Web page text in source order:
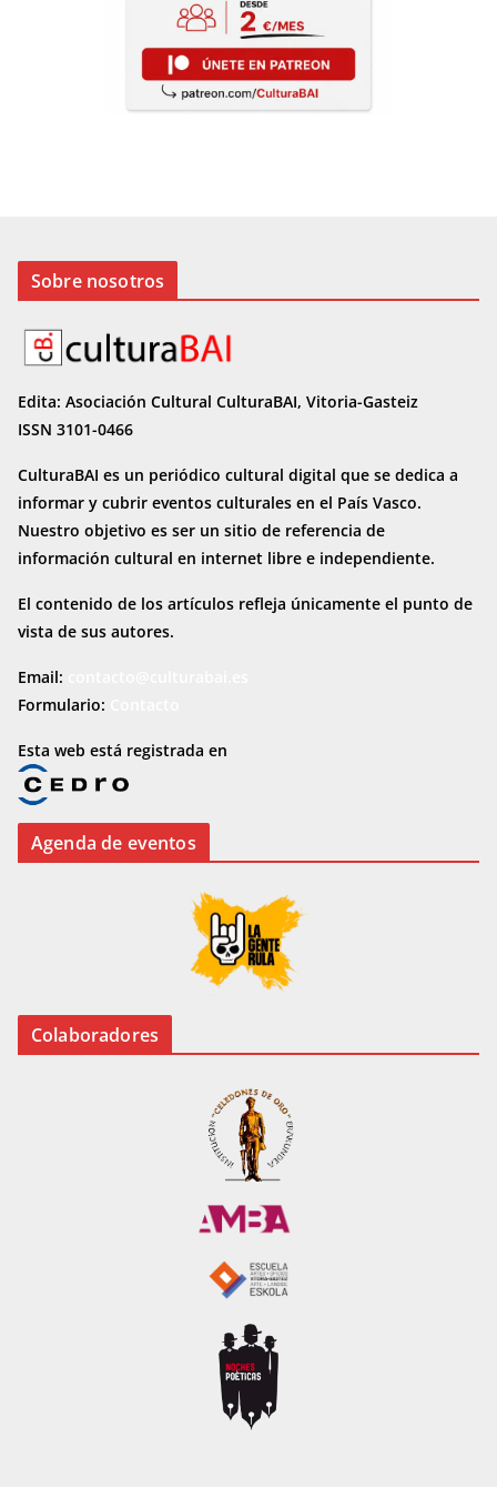
Sobre nosotros
Edita: Asociación Cultural CulturaBAI, Vitoria-Gasteiz
ISSN 3101-0466
CulturaBAI es un periódico cultural digital que se dedica a
informar y cubrir eventos culturales en el País Vasco.
Nuestro objetivo es ser un sitio de referencia de
información cultural en internet libre e independiente.
El contenido de los artículos refleja únicamente el punto de
vista de sus autores.
Email:
Formulario:
Esta web está registrada en
Agenda de eventos
Colaboradores